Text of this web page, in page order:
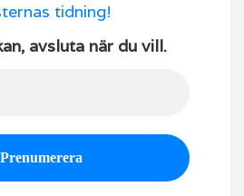
tidning!
avsluta när du vill.